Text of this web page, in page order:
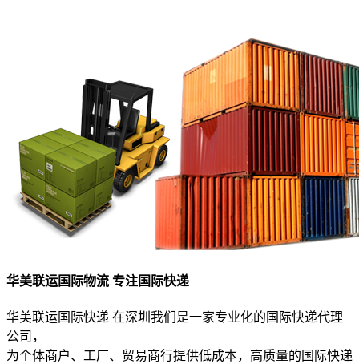
华美联运国际物流 专注国际快递
华美联运国际快递 在深圳我们是一家专业化的国际快递代理
公司，
为个体商户、工厂、贸易商行提供低成本，高质量的国际快递